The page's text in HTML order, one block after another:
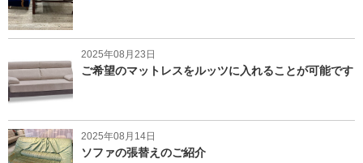
2025年08月23日
ご希望のマットレスをルッツに入れることが可能です
2025年08月14日
ソファの張替えのご紹介